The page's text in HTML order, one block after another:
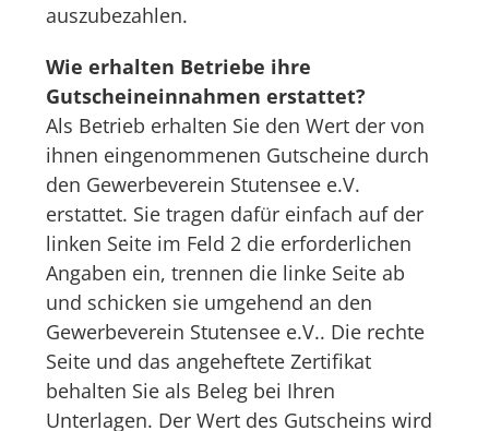
auszubezahlen.
Wie erhalten Betriebe ihre
Gutscheineinnahmen erstattet?
Als Betrieb erhalten Sie den Wert der von
ihnen eingenommenen Gutscheine durch
den Gewerbeverein Stutensee e.V.
erstattet. Sie tragen dafür einfach auf der
linken Seite im Feld 2 die erforderlichen
Angaben ein, trennen die linke Seite ab
und schicken sie umgehend an den
Gewerbeverein Stutensee e.V.. Die rechte
Seite und das angeheftete Zertifikat
behalten Sie als Beleg bei Ihren
Unterlagen. Der Wert des Gutscheins wird